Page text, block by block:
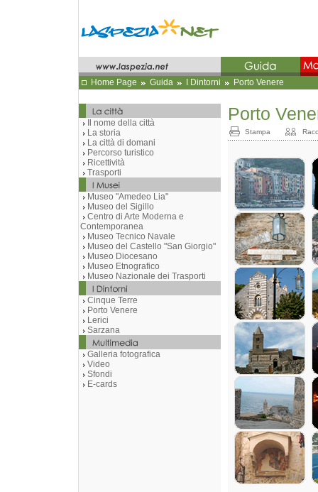
Home Page Guida I Dintorni Porto Venere
Il nome della città
La storia
La città di domani
Percorso turistico
Ricettività
Trasporti
Museo "Amedeo Lia"
Museo del Sigillo
Centro di Arte Moderna e
Contemporanea
Museo Tecnico Navale
Museo del Castello "San Giorgio"
Museo Diocesano
Museo Etnografico
Museo Nazionale dei Trasporti
Cinque Terre
Porto Venere
Lerici
Sarzana
Galleria fotografica
Video
Sfondi
E-cards
Porto
Stampa